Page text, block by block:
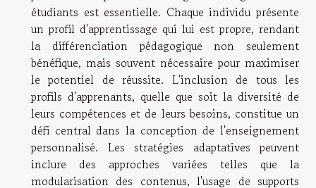
étudiants est essentielle. Chaque individu présente
un profil d'apprentissage qui lui est propre, rendant
la différenciation pédagogique non seulement
bénéfique, mais souvent nécessaire pour maximiser
le potentiel de réussite. L'inclusion de tous les
profils d'apprenants, quelle que soit la diversité de
leurs compétences et de leurs besoins, constitue un
défi central dans la conception de l'enseignement
personnalisé. Les stratégies adaptatives peuvent
inclure des approches variées telles que la
modularisation des contenus, l'usage de supports